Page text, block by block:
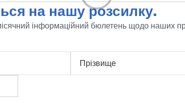
на нашу розсилку.
інформаційний бюлетень щодо наших
Прізвище